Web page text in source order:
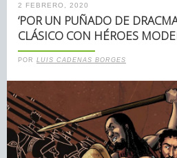
2 FEBRERO, 2020
‘POR UN PUÑADO DE
CLÁSICO CON HÉROES
POR LUIS CADENAS BORGES